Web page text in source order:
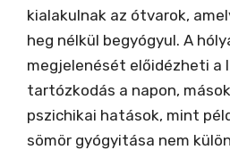
kialakulnak az ótvarok,
heg nélkül begyógyul. A
megjelenését előidézheti a
tartózkodás a napon,
pszichikai hatások, mint
sömör gyógyitása nem